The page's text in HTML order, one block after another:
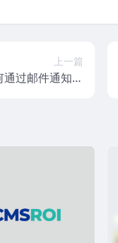
上一篇
过邮件通知站